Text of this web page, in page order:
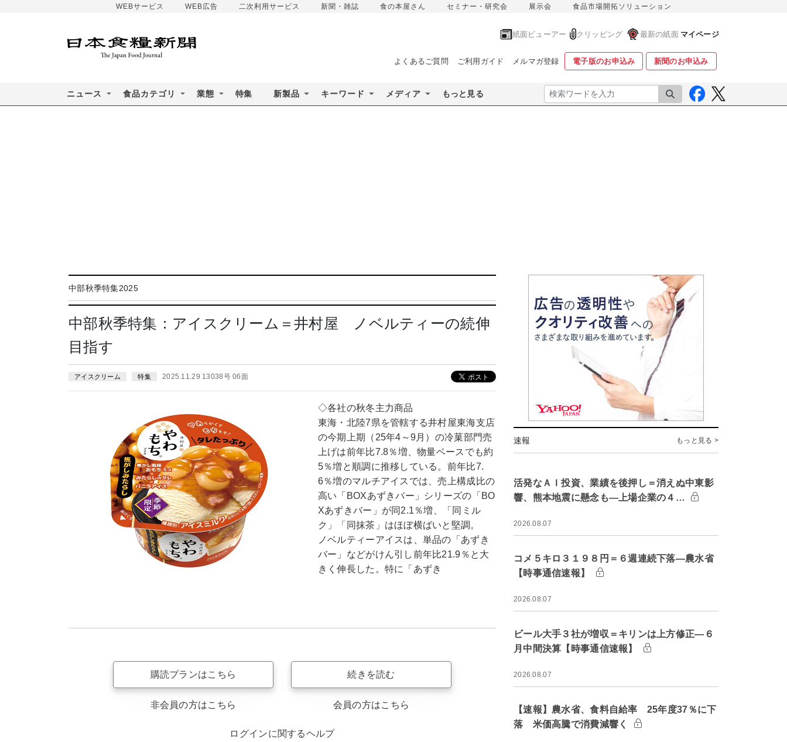
WEBサービス WEB広告 二次利用サービス 新聞・雑誌 食の本屋さん セミナー・研究会 展示会 食品市場開拓ソリューション
紙面ビューアー クリッピング 最新の紙面 マイページ
よくあるご質問 ご利用ガイド メルマガ登録 電子版のお申込み 新聞のお申込み
ニュース 食品カテゴリ 業態 特集 新製品 キーワード メディア もっと見る 検索
中部秋季特集2025
中部秋季特集：アイスクリーム＝井村屋 ノベルティーの続伸
目指す
アイスクリーム 特集 2025.11.29 13038号 06面
◇各社の秋冬主力商品
東海・北陸7県を管轄する井村屋東海支店
の今期上期（25年4～9月）の冷菓部門売
上げは前年比7.8％増、物量ベースでも約
5％増と順調に推移している。前年比7.
6％増のマルチアイスでは、売上構成比の
高い「BOXあずきバー」シリーズの「BO
Xあずきバー」が同2.1％増、「同ミル
ク」「同抹茶」はほぼ横ばいと堅調。
ノベルティーアイスは、単品の「あずき
バー」などがけん引し前年比21.9％と大
きく伸長した。特に「あずき
購読プランはこちら
非会員の方はこちら
続きを読む
会員の方はこちら
ログインに関するヘルプ
速報 もっと見る >
活発なＡＩ投資、業績を後押し＝消えぬ中東影
響、熊本地震に懸念も―上場企業の４…
2026.08.07
コメ５キロ３１９８円＝６週連続下落―農水省
【時事通信速報】
2026.08.07
ビール大手３社が増収＝キリンは上方修正―６
月中間決算【時事通信速報】
2026.08.07
【速報】農水省、食料自給率 25年度37％に下
落 米価高騰で消費減響く